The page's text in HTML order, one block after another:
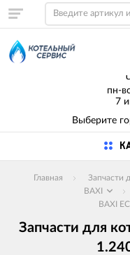
пн-
7
Выберите
Главная
Запчасти
BAXI
BAXI
Запчасти для